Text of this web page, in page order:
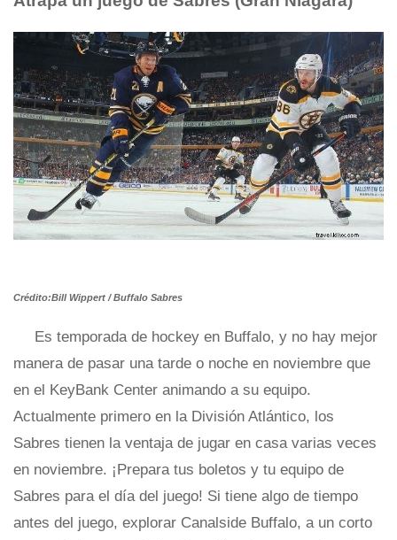
Crédito:Bill Wippert / Buffalo Sabres
Es temporada de hockey en Buffalo, y no hay mejor
manera de pasar una tarde o noche en noviembre que
en el KeyBank Center animando a su equipo.
Actualmente primero en la División Atlántico, los
Sabres tienen la ventaja de jugar en casa varias veces
en noviembre. ¡Prepara tus boletos y tu equipo de
Sabres para el día del juego! Si tiene algo de tiempo
antes del juego, explorar Canalside Buffalo, a un corto